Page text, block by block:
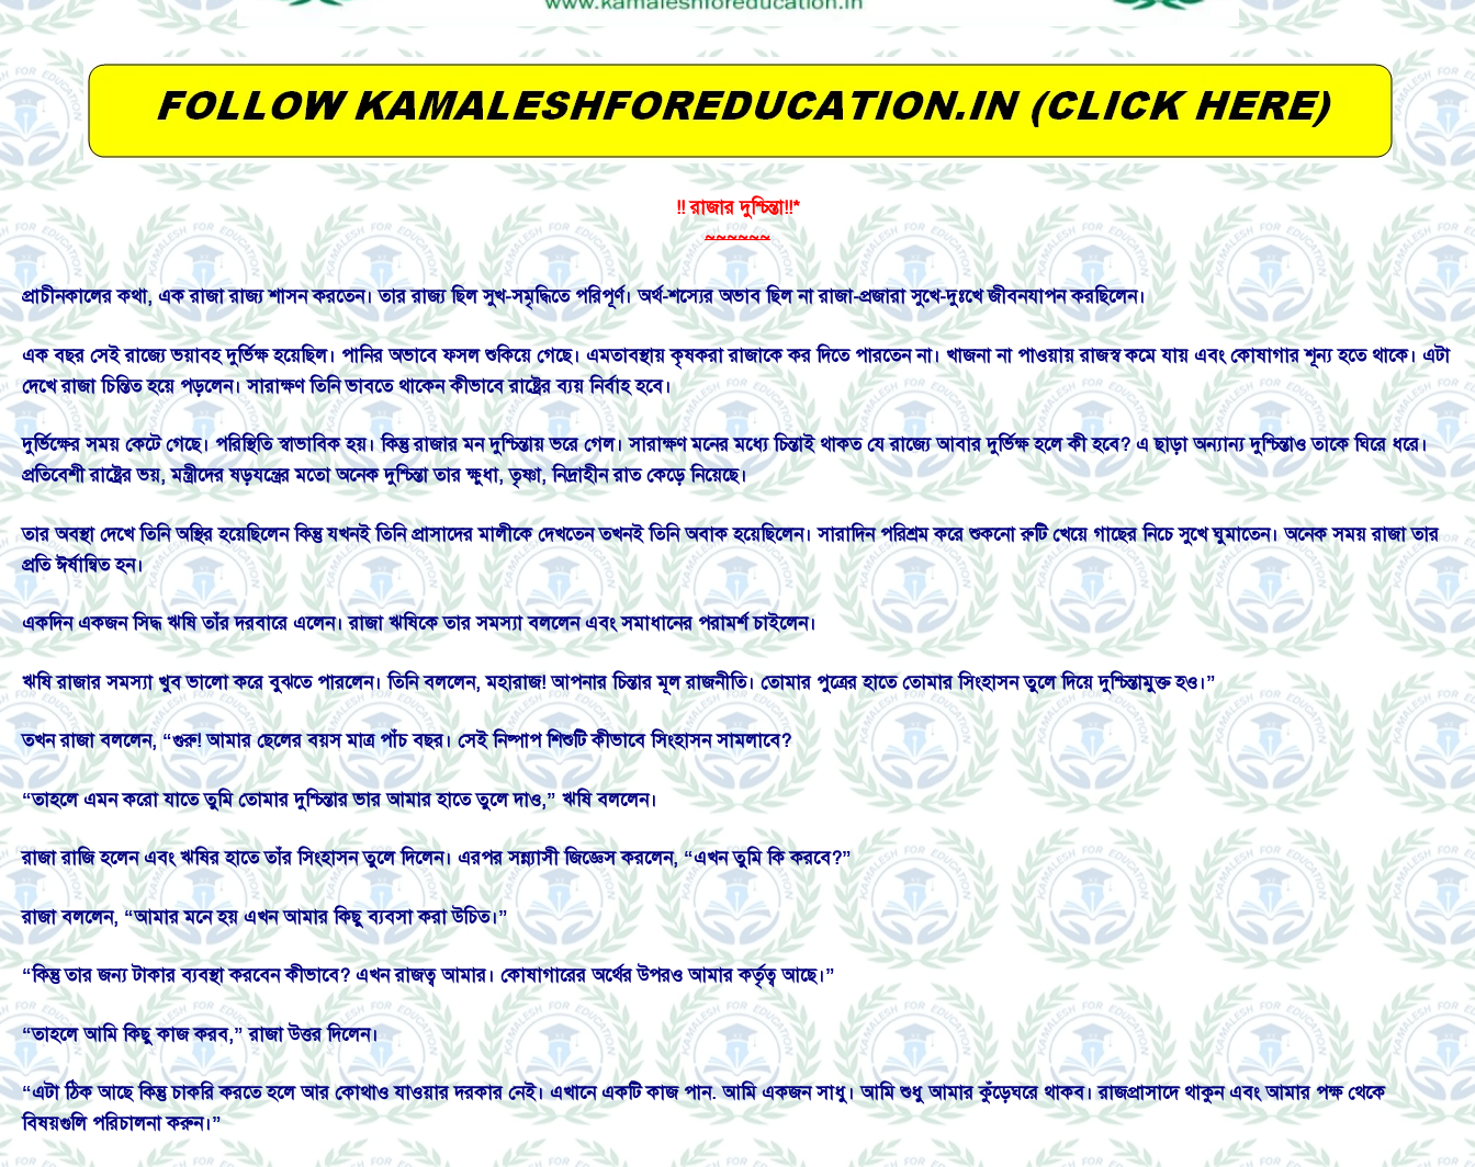
!! রাজার দুশ্চিন্তা!!*
~~~~~~
প্রাচীনকালের কথা, এক রাজা রাজ্য শাসন করতেন। তার রাজ্য ছিল সুখ-সমৃদ্ধিতে পরিপূর্ণ।অর্থ-শস্যের অভাব ছিল না রাজা-প্রজারা সুখে-দুঃখে জীবনযাপন করছিলেন।
এক বছর সেই রাজ্যে ভয়াবহ দুর্ভিক্ষ হয়েছিল। পানির অভাবে ফসল শুকিয়ে গেছে। এমতাবস্থায় কৃষকরা রাজাকে কর দিতে পারতেন না। খাজনা না পাওয়ায় রাজস্ব কমে যায় এবং কোষাগার শূন্য হতে থাকে। এটা
দেখে রাজা চিন্তিত হয়ে পড়লেন। সারাক্ষণ তিনি ভাবতে থাকেন কীভাবে রাষ্ট্রের ব্যয় নির্বাহ হবে।
দুর্ভিক্ষের সময় কেটে গেছে। পরিস্থিতি স্বাভাবিক হয়। কিন্তু রাজার মন দুশ্চিন্তায় ভরে গেল। সারাক্ষণ মনের মধ্যে চিন্তাই থাকত যে রাজ্যে আবার দুর্ভিক্ষ হলে কী হবে? এ ছাড়া অন্যান্য দুশ্চিন্তাও তাকে ঘিরে ধরে।
প্রতিবেশী রাষ্ট্রের ভয়, মন্ত্রীদের ষড়যন্ত্রের মতো অনেক দুশ্চিন্তা তার ক্ষুধা, তৃষ্ণা, নিদ্রাহীন রাত কেড়ে নিয়েছে।
তার অবস্থা দেখে তিনি অস্থির হয়েছিলেন কিন্তু যখনই তিনি প্রাসাদের মালীকে দেখতেন তখনই তিনি অবাক হয়েছিলেন। সারাদিন পরিশ্রম করে শুকনো রুটি খেয়ে গাছের নিচে সুখে ঘুমাতেন। অনেক সময় রাজা তার
প্রতি ঈর্ষান্বিত হন।
একদিন একজন সিদ্ধ ঋষি তাঁর দরবারে এলেন। রাজা ঋষিকে তার সমস্যা বললেন এবং সমাধানের পরামর্শ চাইলেন।
ঋষি রাজার সমস্যা খুব ভালো করে বুঝতে পারলেন। তিনি বললেন, মহারাজ! আপনার চিন্তার মূল রাজনীতি। তোমার পুত্রের হাতে তোমার সিংহাসন তুলে দিয়ে দুশ্চিন্তামুক্ত হও।”
তখন রাজা বললেন, “গুরু! আমার ছেলের বয়স মাত্র পাঁচ বছর। সেই নিষ্পাপ শিশুটি কীভাবে সিংহাসন সামলাবে?
“তাহলে এমন করো যাতে তুমি তোমার দুশ্চিন্তার ভার আমার হাতে তুলে দাও,” ঋষি বললেন।
রাজা রাজি হলেন এবং ঋষির হাতে তাঁর সিংহাসন তুলে দিলেন। এরপর সন্ন্যাসী জিজ্ঞেস করলেন, “এখন তুমি কি করবে?”
রাজা বললেন, “আমার মনে হয় এখন আমার কিছু ব্যবসা করা উচিত।”
“কিন্তু তার জন্য টাকার ব্যবস্থা করবেন কীভাবে? এখন রাজত্ব আমার। কোষাগারের অর্থের উপরও আমার কর্তৃত্ব আছে।”
“তাহলে আমি কিছু কাজ করব,” রাজা উত্তর দিলেন।
“এটা ঠিক আছে কিন্তু চাকরি করতে হলে আর কোথাও যাওয়ার দরকার নেই। এখানে একটি কাজ পান. আমি একজন সাধু। আমি শুধু আমার কুঁড়েঘরে থাকব। রাজপ্রাসাদে থাকুন এবং আমার পক্ষ থেকে
বিষয়গুলি পরিচালনা করুন।”